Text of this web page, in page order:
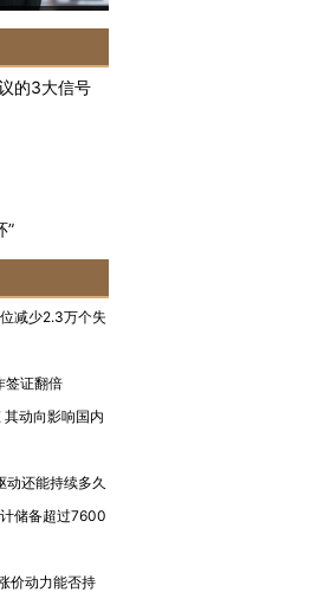
的3大信号
”
减少2.3万个失
签证翻倍
动向影响国内
动还能持续多久
储备超过7600
价动力能否持